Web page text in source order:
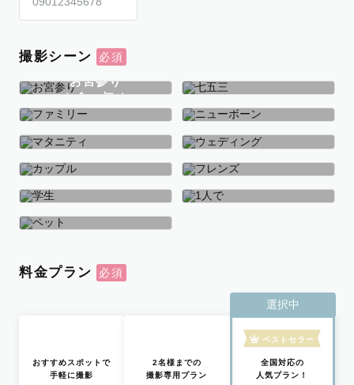
撮影シーン
お宮参り
お食い初め
七五三
ファミリー ニューボーン
マタニティ ウェディング
カップル フレンズ
学生
料金プラン
おすすめスポットで
手軽に撮影
2名様までの
撮影専用プラン
選択中
ベストセラー
全国対応の
人気プラン！